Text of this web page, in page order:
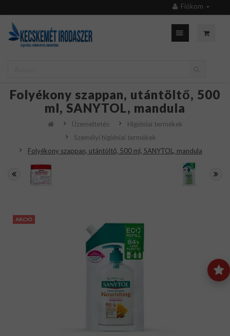
Fiókom
Folyékony szappan, utántöltő, 500
ml, SANYTOL, mandula
Üzemeltetés
Higiéniai termékek
Személyi higiéniai termékek
Folyékony szappan, utántöltő, 500 ml, SANYTOL, mandula
AKCIÓ